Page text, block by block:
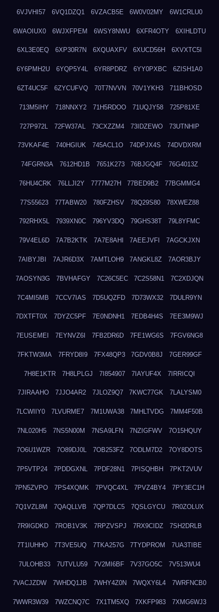
6VJVHI57 6VQ1DZQ1 6VZACB5E 6W0V02MY 6W1CRLU0
6WAOIUX0 6WJXFPEM 6WSY8NWU 6XFR4OTY 6XIHLDTU
6XL3E0EQ 6XP30R7N 6XQUAXFV 6XUCD56H 6XVXTC5I
6Y6PMH2U 6YQP5Y4L 6YR8PDRZ 6YY0PXBC 6ZISH1A0
6ZT4UC5F 6ZYCUFVQ 70T7NVVN 70V1YKH3 711BHOSD
713M5IHY 718NNXY2 71H5RDOO 71UQJY58 725P81XE
727P972L 72FW37AL 73CXZZM4 73IDZEWO 73UTNHIP
73VKAF4E 740HGIUK 745ACL1O 74DPJX4S 74DVDXRM
74FGRN3A 7612HD1B 7651K273 76BJGQ4F 76G4013Z
76HU4CRK 76LLJI2Y 7777M27H 77BED9B2 77BGMMG4
77S55623 77TABW20 780FZHSV 78Q29S80 78XWEZ88
792RHX5L 7939XN0C 796YV3DQ 79GHS38T 79L8YFMC
79V4EL6D 7A7B2KTK 7A7E8AHI 7AEEJVFI 7AGCKJXN
7AIBYJBI 7AJR6D3X 7AMTLOH9 7ANGKL8Z 7AOR3BJY
7AOSYN3G 7BVHAFGY 7C26C5EC 7C2S58N1 7C2XDJQN
7C4MI5MB 7CCV7IAS 7D5UQZFD 7D73WX32 7DULR9YN
7DXTFT0X 7DYZC5PF 7E0NDNH1 7EDB4H4S 7EE3M9WJ
7EUSEMEI 7EYNVZ6I 7FB2DR6D 7FE1WG6S 7FGV6NG8
7FKTW3MA 7FRYD8I9 7FX48QP3 7GDV0B8J 7GER99GF
7H8E1KTR 7H8LPLGJ 7I854907 7IAYUF4X 7IRRICQI
7JIRAAHO 7JJO4AR2 7JLOZ9Q7 7KWC77GK 7LALYSM0
7LCWIIY0 7LVURME7 7M1UWA38 7MHLTVDG 7MM4F50B
7NL020H5 7NS5N00M 7NSA9LFN 7NZIGFWV 7O15HQUY
7O6U1WZR 7O89DJ0L 7OB253FZ 7ODLM7D2 7OY8DOTS
7P5VTP24 7PDDGXNL 7PDF28N1 7PISQHBH 7PKT2VUV
7PN5ZVPO 7PS4XQMK 7PVQC4XL 7PVZ4BY4 7PY3EC1H
7Q1VZL8M 7QAQLLVB 7QP7DLC5 7QSLGYCU 7R0ZOLUX
7R9IGDKD 7ROB1V3K 7RPZVSPJ 7RX9CIDZ 7SH2DRLB
7T1IUHHO 7T3VE5UQ 7TKA257G 7TYDPROM 7UA3TIBE
7ULOHB33 7UTVLU59 7V2MI6BF 7V37GO5C 7V513WU4
7VACJZDW 7WHDQ1JB 7WHY4Z0N 7WQXY6L4 7WRFNCB0
7WWR3W39 7WZCNQ7C 7X1TM5XQ 7XKFP983 7XMG6WJ3